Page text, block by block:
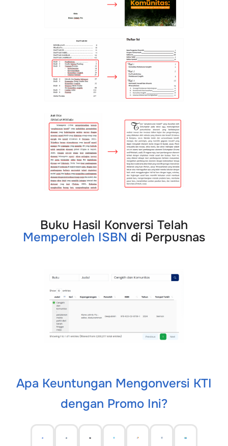
Buku Hasil Konversi Telah
Memperoleh ISBN di Perpusnas
Apa Keuntungan Mengonversi KTI
dengan Promo Ini?